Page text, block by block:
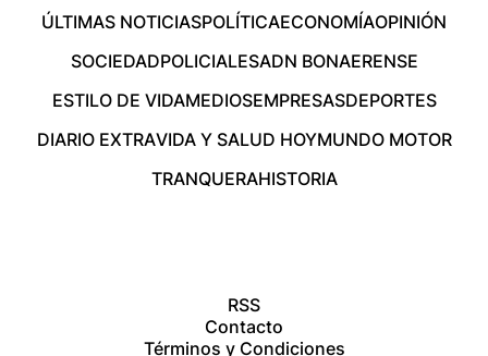
ÚLTIMAS NOTICIASPOLÍTICAECONOMÍAOPINIÓN
SOCIEDADPOLICIALESADN BONAERENSE
ESTILO DE VIDAMEDIOSEMPRESASDEPORTES
DIARIO EXTRAVIDA Y SALUD HOYMUNDO MOTOR
TRANQUERAHISTORIA
RSS
Contacto
Términos y Condiciones